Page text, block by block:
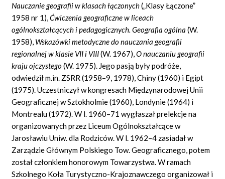
Nauczanie geografii w klasach łączonych(„Klasy Łączone”
1958 nr 1),Ćwiczenia geograficzne w liceach
ogólnokształcących i pedagogicznych. Geografia ogólna(W.
1958), Wskazówki metodyczne do nauczania geografii
regionalnej w klasie VII i VIII(W. 1967),O nauczaniu geografii
kraju ojczystego(W. 1975). Jego pasją były podróże,
odwiedził m.in. ZSRR (1958–9, 1978), Chiny (1960) i Egipt
(1975). Uczestniczył w kongresach Międzynarodowej Unii
Geograficznej w Sztokholmie (1960), Londynie (1964) i
Montrealu (1972). W l. 1960–71 wygłaszał prelekcje na
organizowanych przez Liceum Ogólnokształcące w
Jarosławiu Uniw. dla Rodziców. W l. 1962–4 zasiadał w
Zarządzie Głównym Polskiego Tow. Geograficznego, potem
został członkiem honorowym Towarzystwa. W ramach
Szkolnego Koła Turystyczno-Krajoznawczego organizował i